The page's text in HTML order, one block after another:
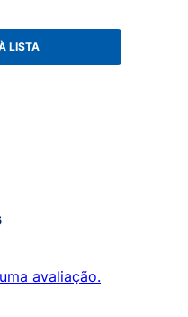
LISTA
avaliação.